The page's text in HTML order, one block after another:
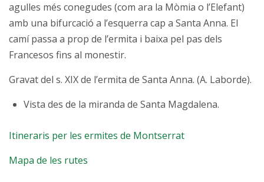
agulles més conegudes (com ara la Mòmia o l’Elefant)
amb una bifurcació a l’esquerra cap a Santa Anna. El
camí passa a prop de l’ermita i baixa pel pas dels
Francesos fins al monestir.
Gravat del s. XIX de l’ermita de Santa Anna. (A. Laborde).
Vista des de la miranda de Santa Magdalena.
Itineraris per les ermites de Montserrat
Mapa de les rutes